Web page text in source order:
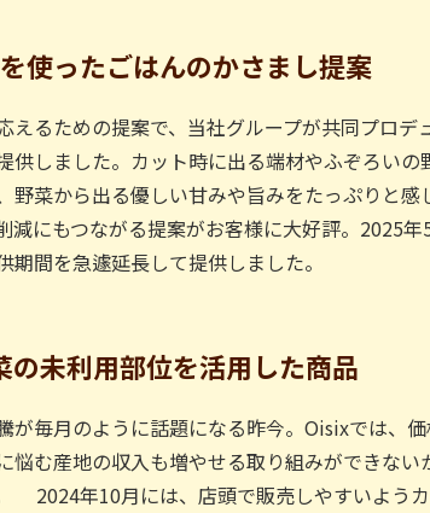
使ったごはんのかさまし提案
るための提案で、当社グループが共同プロデ
供しました。カット時に出る端材やふぞろい
野菜から出る優しい甘みや旨みをたっぷりと
にもつながる提案がお客様に大好評。2025
間を急遽延長して提供しました。
の未利用部位を活用した商品
毎月のように話題になる昨今。Oisixでは、
悩む産地の収入も増やせる取り組みができな
2024年10月には、店頭で販売しやすいよう